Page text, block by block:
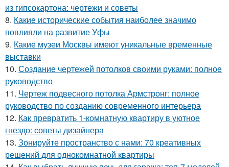
из гипсокартона: чертежи и советы
8. Какие исторические события наиболее значимо
повлияли на развитие Уфы
9. Какие музеи Москвы имеют уникальные временные
выставки
10. Создание чертежей потолков своими руками: полное
руководство
11. Чертеж подвесного потолка Армстронг: полное
руководство по созданию современного интерьера
12. Как превратить 1-комнатную квартиру в уютное
гнездо: советы дизайнера
13. Зонируйте пространство с нами: 70 креативных
решений для однокомнатной квартиры